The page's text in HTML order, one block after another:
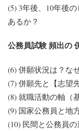
(5) 3年後、10年後
あるか？
公務員試験 頻出の
(6) 併願状況は？な
(7) 併願先と【志望
(8) 就職活動の軸（
(9) 国家公務員と地
(10) 民間と公務員